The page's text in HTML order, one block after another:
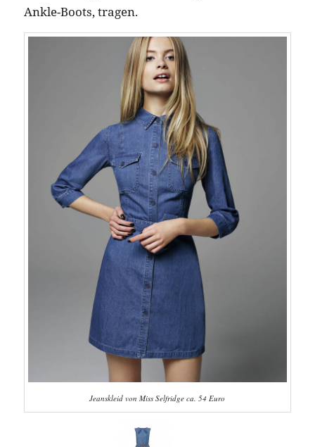
Ankle-Boots, tragen.
Jeanskleid von Miss Selfridge ca. 54 Euro